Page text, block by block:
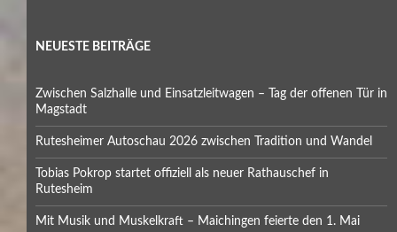
NEUESTE BEITRÄGE
Zwischen Salzhalle und Einsatzleitwagen – Tag der offenen Tür in
Magstadt
Rutesheimer Autoschau 2026 zwischen Tradition und Wandel
Tobias Pokrop startet offiziell als neuer Rathauschef in
Rutesheim
Mit Musik und Muskelkraft – Maichingen feierte den 1. Mai